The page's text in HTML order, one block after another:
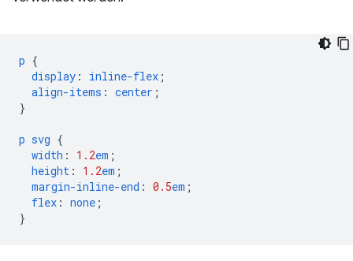
p {
display : inline-flex ;
align-items : center ;
}
p svg {
width : 1.2em ;
height : 1.2em ;
margin-inline-end : 0.5em ;
flex : none ;
}